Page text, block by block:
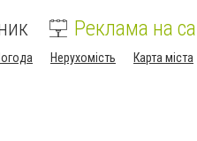
Реклама на
Нерухомість Карта міста